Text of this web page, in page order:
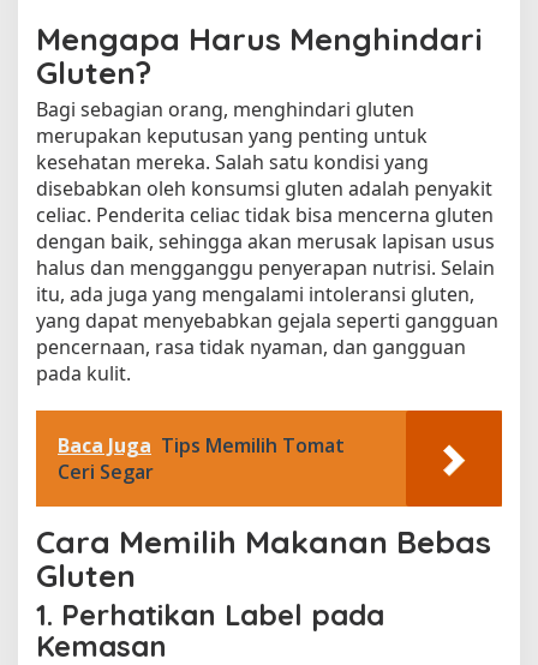
Mengapa Harus Menghindari
Gluten?
Bagi sebagian orang, menghindari gluten
merupakan keputusan yang penting untuk
kesehatan mereka. Salah satu kondisi yang
disebabkan oleh konsumsi gluten adalah penyakit
celiac. Penderita celiac tidak bisa mencerna gluten
dengan baik, sehingga akan merusak lapisan usus
halus dan mengganggu penyerapan nutrisi. Selain
itu, ada juga yang mengalami intoleransi gluten,
yang dapat menyebabkan gejala seperti gangguan
pencernaan, rasa tidak nyaman, dan gangguan
pada kulit.
Baca Juga Tips Memilih Tomat
Ceri Segar
Cara Memilih Makanan Bebas
Gluten
1. Perhatikan Label pada
Kemasan